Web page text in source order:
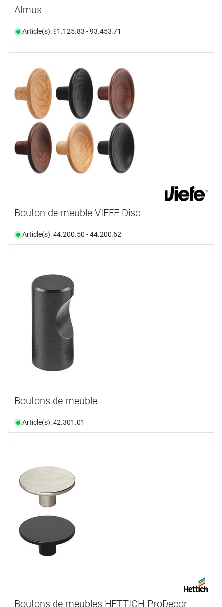
Almus
Article(s): 91.125.83 - 93.453.71
Bouton de meuble VIEFE Disc
Article(s): 44.200.50 - 44.200.62
Boutons de meuble
Article(s): 42.301.01
Boutons de meubles HETTICH ProDecor